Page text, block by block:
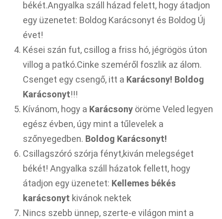
békét.Angyalka száll házad felett, hogy átadjon
egy üzenetet: Boldog Karácsonyt és Boldog Új
évet!
Kései szán fut, csillog a friss hó, jégrögös úton
villog a patkó.Cinke szeméről foszlik az álom.
Csenget egy csengő, itt a Karácsony! Boldog
Karácsonyt!!!
Kívánom, hogy a Karácsony öröme Veled legyen
egész évben, úgy mint a tűlevelek a
szőnyegedben. Boldog Karácsonyt!
Csillagszóró szórja fényt,kiván melegséget
békét! Angyalka száll házatok fellett, hogy
átadjon egy üzenetet: Kellemes békés
karácsonyt kivánok nektek
Nincs szebb ünnep, szerte-e világon mint a